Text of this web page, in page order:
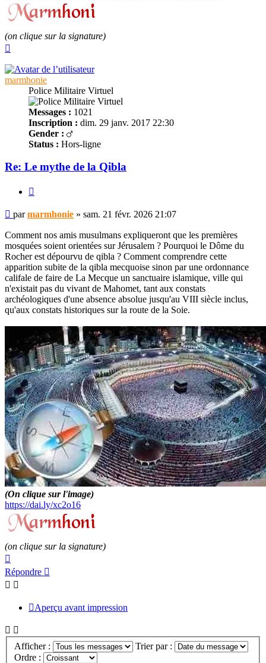
(on clique sur la signature)
marmhonie
Police Militaire Virtuel
Messages : 1021
Inscription : dim. 29 janv. 2017 22:30
Gender :
Status : Hors-ligne
Re: Le mythe de la Qibla
Message
non
lu
parmarmhonie » sam. 21 févr. 2026 21:07
Comment nos amis musulmans expliqueront que les premières
mosquées soient orientées sur Jérusalem ? Pourquoi le Dôme du
Rocher est dépourvu de qibla ? Comment comprendre cette
apparition subite de la qibla mecquoise sinon par une ordonnance
califale de faire de La Mecque un sanctuaire islamique, ville qui
n'existait pas du vivant de Mahomet, tant aux constats
archéologiques d'une absence absolue jusqu'au VIII siècle inclus,
qu'aux constats historiques sur la route de la Soie.
(On clique sur l'image)
https://dai.ly/xc2o16
(on clique sur la signature)
Répondre
Aperçu avant impression
Afficher :
Trier par :
Ordre :